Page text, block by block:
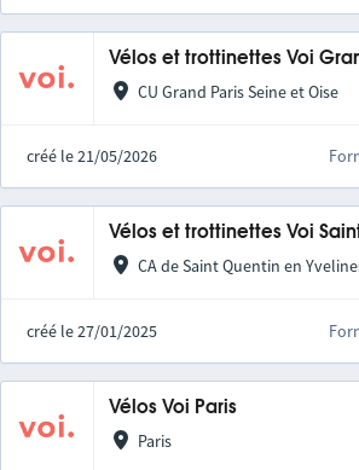
Vélos et trottinettes Voi
CU Grand Paris Seine et Oise
créé le 21/05/2026
Vélos et trottinettes Voi
CA de Saint Quentin en
créé le 27/01/2025
Vélos Voi Paris
Paris